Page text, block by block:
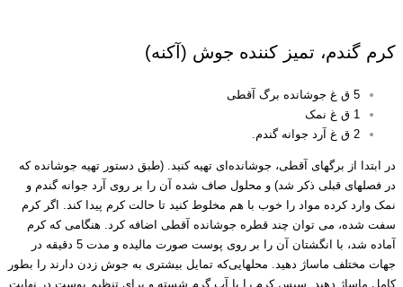
کرم گندم، تمیز کننده جوش (آکنه)
5 ق غ جوشانده برگ آقطی
1 ق غ نمک
2 ق غ آرد جوانه گندم.
در ابتدا از برگهای آقطی، جوشانده‌ای تهیه کنید. (طبق دستور تهیه جوشانده که
در فصلهای قبلی ذکر شد) و محلول صاف شده آن را بر روی آرد جوانه گندم و
نمک وارد کرده مواد را خوب با هم مخلوط کنید تا حالت کرم پیدا کند. اگر کرم
سفت شده، می توان چند قطره جوشانده آقطی اضافه کرد. هنگامی که کرم
آماده شد، با انگشتان آن را بر روی پوست صورت مالیده و مدت 5 دقیقه در
جهات مختلف ماساژ دهید. محلهایی‌که تمایل بیشتری به جوش زدن دارند را بطور
کامل ماساژ دهید. سپس کرم را با آب گرم شسته و برای تنظیم پوست در نهایت